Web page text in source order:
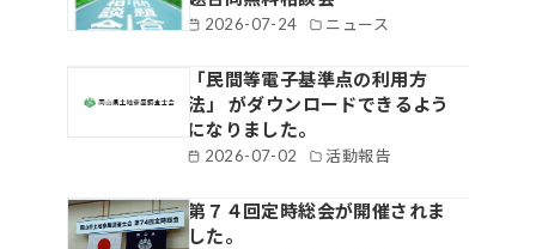
2026-07-24 ニュース
2026-07-02 活動報告
「民間等電子基準点の利用方
法」 がダウンロードできるよう
になりました。
第７４回定時総会が開催されま
した。